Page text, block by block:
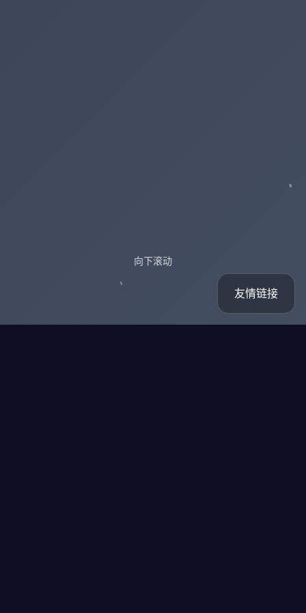
向下滚动
友情链接